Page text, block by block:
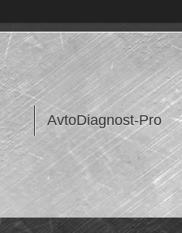
AvtoDiagnost-Pro